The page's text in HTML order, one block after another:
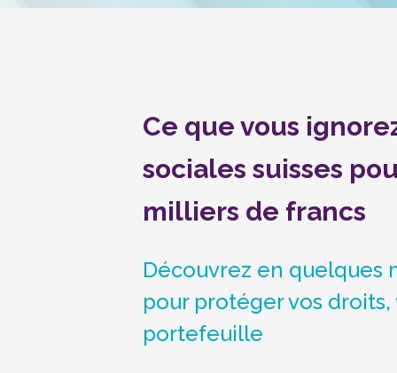
Ce que vous
sociales suisses
milliers de francs
Découvrez en quelques
pour protéger vos
portefeuille